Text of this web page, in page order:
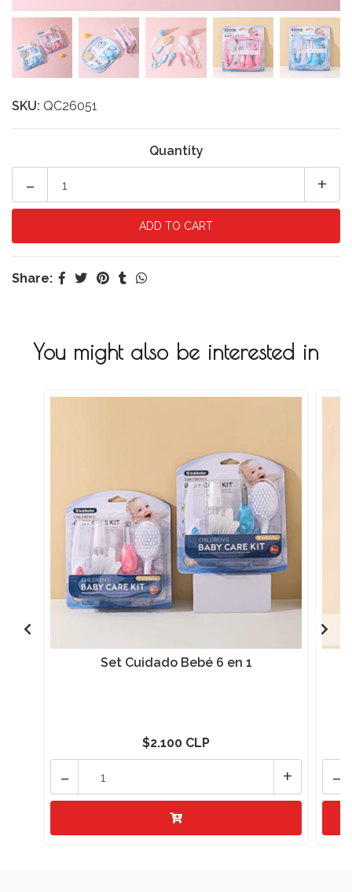
SKU: QC26051
Quantity
+
-
Share:
You might also be interested in
Set Cuidado Bebé 6 en 1
$2.100 CLP
+
- -